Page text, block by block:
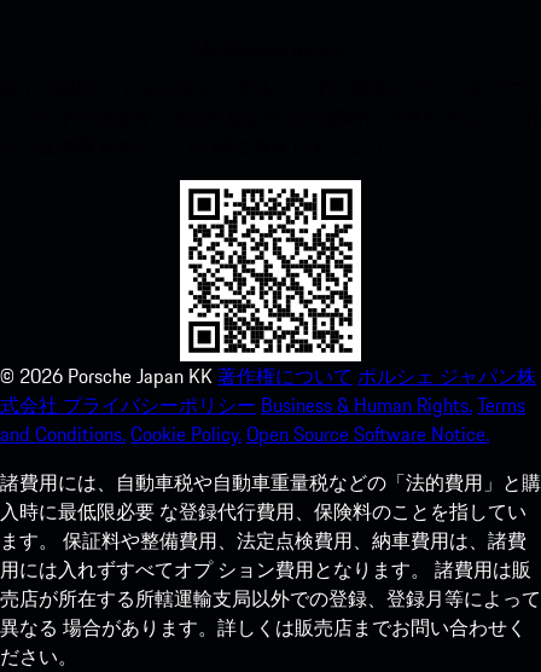
© 2026 Porsche Japan KK著作権について ポルシェ ジャパン株
式会社 プライバシーポリシー Business & Human Rights.Terms
and Conditions.Cookie Policy.Open Source Software Notice.
諸費用には、自動車税や自動車重量税などの「法的費用」と購
入時に最低限必要 な登録代行費用、保険料のことを指してい
ます。 保証料や整備費用、法定点検費用、納車費用は、諸費
用には入れずすべてオプ ション費用となります。 諸費用は販
売店が所在する所轄運輸支局以外での登録、登録月等によって
異なる 場合があります。詳しくは販売店までお問い合わせく
ださい。